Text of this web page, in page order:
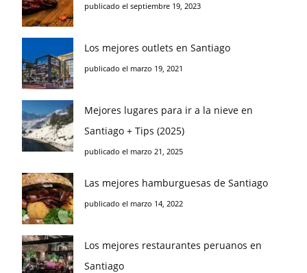
publicado el septiembre 19, 2023
Los mejores outlets en Santiago
publicado el marzo 19, 2021
Mejores lugares para ir a la nieve en
Santiago + Tips (2025)
publicado el marzo 21, 2025
Las mejores hamburguesas de Santiago
publicado el marzo 14, 2022
Los mejores restaurantes peruanos en
Santiago